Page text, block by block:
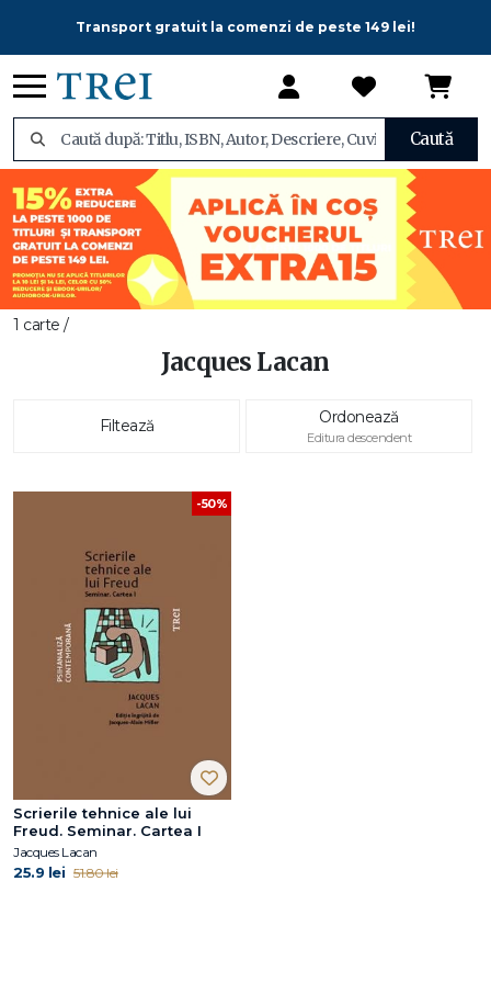
Transport gratuit la comenzi de peste 149 lei!
Caută
1 carte /
Jacques Lacan
Filtează Ordonează
Editura descendent
-50%
Scrierile tehnice ale lui
Freud. Seminar. Cartea I
Jacques Lacan
25.9 lei 51.80 lei